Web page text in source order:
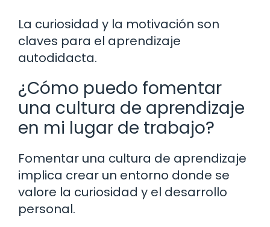
La curiosidad y la motivación son
claves para el aprendizaje
autodidacta.
¿Cómo puedo fomentar
una cultura de aprendizaje
en mi lugar de trabajo?
Fomentar una cultura de aprendizaje
implica crear un entorno donde se
valore la curiosidad y el desarrollo
personal.